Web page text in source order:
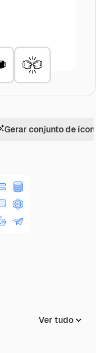
Gerar conjunto de
Ver tudo